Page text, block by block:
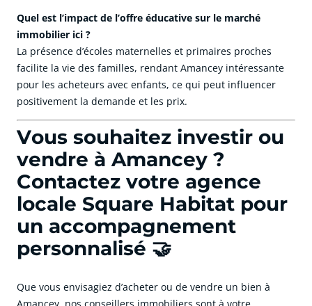
Quel est l’impact de l’offre éducative sur le marché
immobilier ici ?
La présence d’écoles maternelles et primaires proches
facilite la vie des familles, rendant Amancey intéressante
pour les acheteurs avec enfants, ce qui peut influencer
positivement la demande et les prix.
Vous souhaitez investir ou
vendre à Amancey ?
Contactez votre agence
locale Square Habitat pour
un accompagnement
personnalisé 🤝
Que vous envisagiez d’acheter ou de vendre un bien à